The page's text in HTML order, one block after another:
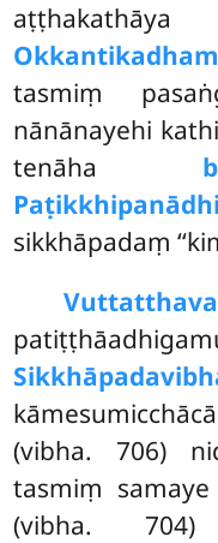
tasmiṃ
nānānayehi
tenāha
sikkhāpadaṃ
(vibha. 706)
tasmiṃ
(vibha. 704)